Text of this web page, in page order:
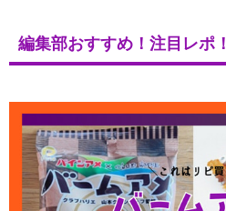
編集部おすすめ！注目レポ！